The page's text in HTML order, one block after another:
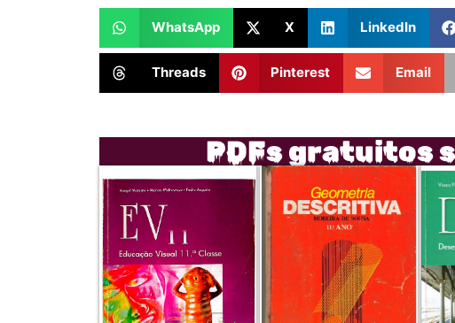
WhatsApp X LinkedIn
Threads Pinterest Email
PDFs gratuitos